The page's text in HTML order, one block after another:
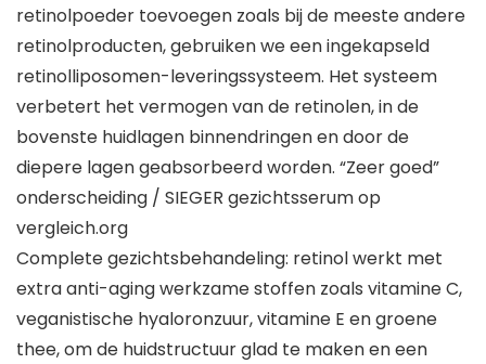
retinolpoeder toevoegen zoals bij de meeste andere
retinolproducten, gebruiken we een ingekapseld
retinolliposomen-leveringssysteem. Het systeem
verbetert het vermogen van de retinolen, in de
bovenste huidlagen binnendringen en door de
diepere lagen geabsorbeerd worden. “Zeer goed”
onderscheiding / SIEGER gezichtsserum op
vergleich.org
Complete gezichtsbehandeling: retinol werkt met
extra anti-aging werkzame stoffen zoals vitamine C,
veganistische hyaloronzuur, vitamine E en groene
thee, om de huidstructuur glad te maken en een